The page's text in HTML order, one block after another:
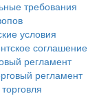
требования
условия
соглашение
регламент
регламент